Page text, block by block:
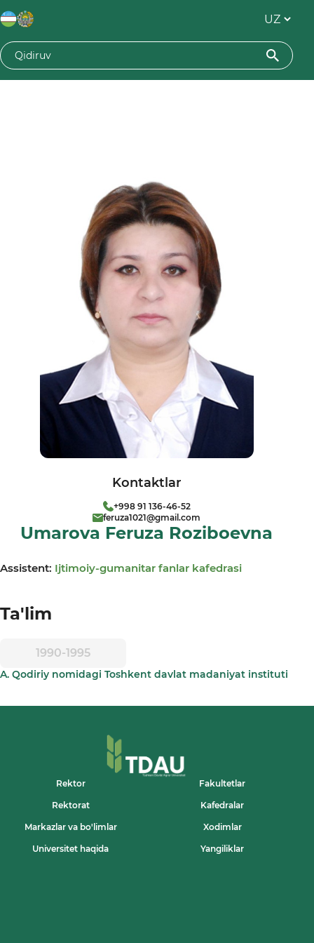
Umarova Feruza Roziboevna
Assistent: Ijtimoiy-gumanitar fanlar kafedrasi
Ta'lim
1990-1995
A. Qodiriy nomidagi Toshkent davlat madaniyat instituti
Kontaktlar
+998 91 136-46-52
feruza1021@gmail.com
Rektor Fakultetlar
Rektorat Kafedralar
Markazlar va bo'limlar Xodimlar
Universitet haqida Yangiliklar